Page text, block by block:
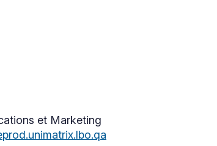
et Marketing